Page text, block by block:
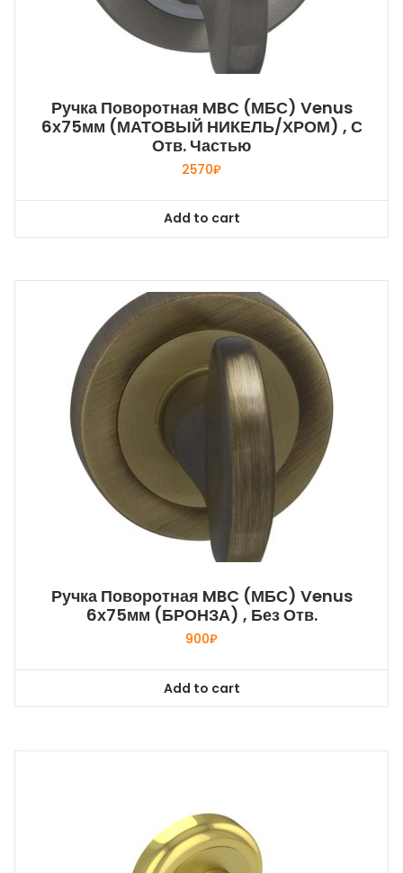
Ручка Поворотная MBC (МБС) Venus
6х75мм (МАТОВЫЙ НИКЕЛЬ/ХРОМ) , С
Отв. Частью
2570₽
Add to cart
Ручка Поворотная MBC (МБС) Venus
6х75мм (БРОНЗА) , Без Отв.
900₽
Add to cart